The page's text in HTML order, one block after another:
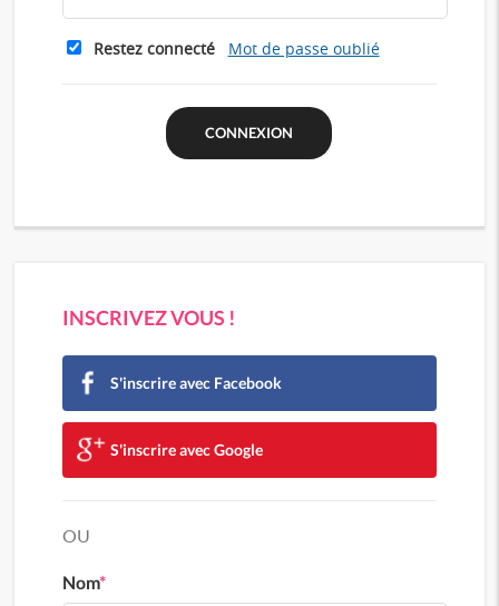
Restez connecté Mot de passe oublié
INSCRIVEZ VOUS !
S'inscrire avec Facebook
S'inscrire avec Google
OU
Nom*